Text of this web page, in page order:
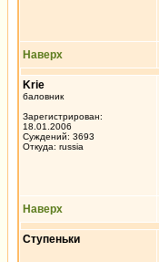
Наверх
Krie
баловник
Зарегистрирован:
18.01.2006
Суждений: 3693
Откуда: russia
Наверх
Ступеньки